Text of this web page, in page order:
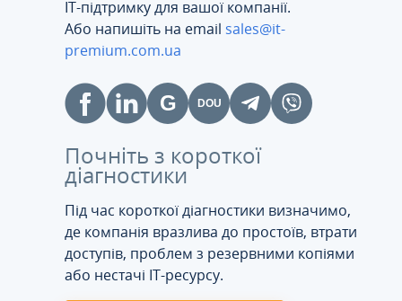
ІТ-підтримку для вашої компанії.
Або напишіть на email sales@it-
premium.com.ua
Почніть з короткої
діагностики
Під час короткої діагностики визначимо,
де компанія вразлива до простоїв, втрати
доступів, проблем з резервними копіями
або нестачі IT-ресурсу.